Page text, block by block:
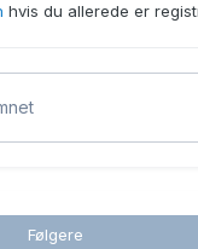
hvis du allerede er
Følgere